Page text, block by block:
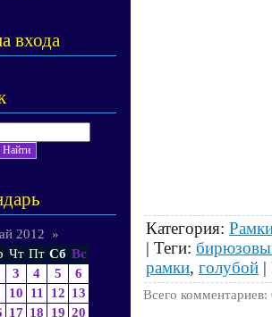
входа
2012
»
Чт Пт Сб Вс
3 4 5
6
10 11 12 13
17 18 19 20
Категория:
| Теги:
рамки, голубой |
Всего комментариев: